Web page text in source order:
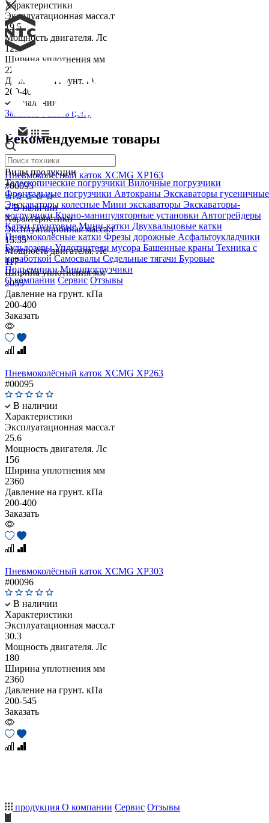
Виды продукции
Телескопические погрузчикиВилочные погрузчики
Фронтальные погрузчики Автокраны Экскаваторы гусеничные
Экскаваторы колесные Мини экскаваторы Экскаваторы-
погрузчикиКрано-манипуляторные установки Автогрейдеры
Катки грунтовыеМини-катки Двухвальцовые катки
Пневмоколёсные катки Фрезы дорожные Асфальтоукладчики
БульдозерыУплотнители мусора Башенные краны Техника с
наработкой Самосвалы Седельные тягачи Буровые
ПодъемникиМинипогрузчики
О компании Сервис Отзывы
Характеристики
Эксплуатационная масса.т
19.5
Мощность двигателя. Лс
125
Ширина уплотнения мм
2255
Давление на грунт. кПа
200-400
В наличии
Заказать
Узнать цену
Рекомендуемые товары
Пневмоколёсный каток XCMG XP163
#00093
В наличии
Характеристики
Эксплуатационная масса.т
15.35
Мощность двигателя. Лс
117
Ширина уплотнения мм
2055
Давление на грунт. кПа
200-400
Заказать
Пневмоколёсный каток XCMG XP263
#00095
В наличии
Характеристики
Эксплуатационная масса.т
25.6
Мощность двигателя. Лс
156
Ширина уплотнения мм
2360
Давление на грунт. кПа
200-400
Заказать
Пневмоколёсный каток XCMG XP303
#00096
В наличии
Характеристики
Эксплуатационная масса.т
30.3
Мощность двигателя. Лс
180
Ширина уплотнения мм
2360
Давление на грунт. кПа
200-545
Заказать
продукция О компании Сервис Отзывы